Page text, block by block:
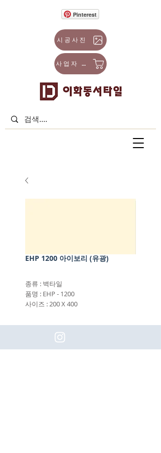
사업자 몰
시공사진
Pinterest
EHP 1200 아이보리 (유광)
종류 : 벽타일
품명 : EHP - 1200
사이즈 : 200 X 400